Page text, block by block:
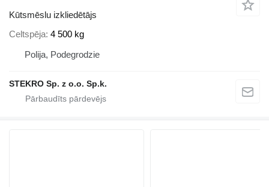
Kūtsmēslu izkliedētājs
Celtspēja 4 500 kg
Polija, Podegrodzie
STEKRO Sp. z o.o. Sp.k.